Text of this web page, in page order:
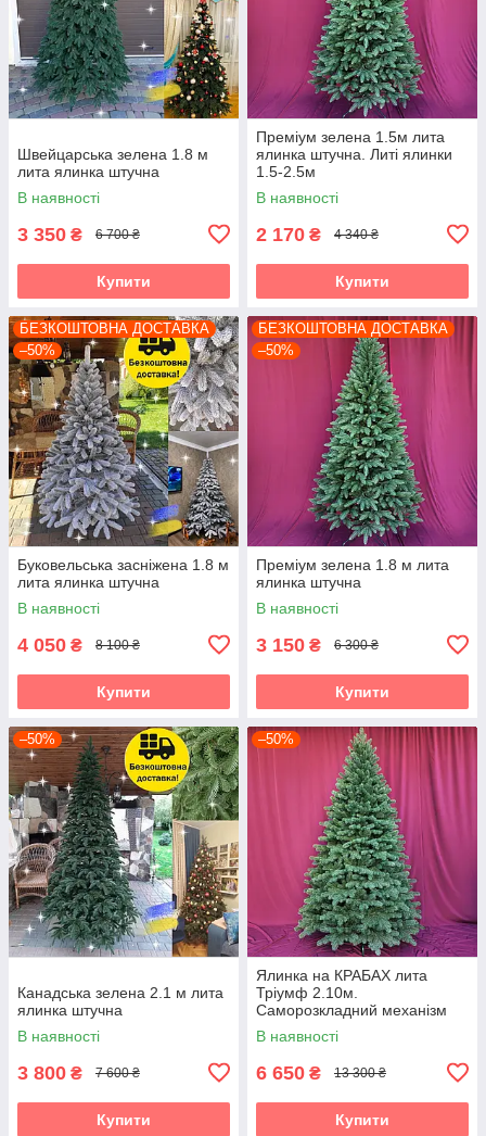
Швейцарська зелена 1.8 м
лита ялинка штучна
В наявності
3 350 ₴ 6 700 ₴
Купити
Преміум зелена 1.5м лита
ялинка штучна. Литі ялинки
1.5-2.5м
В наявності
2 170 ₴ 4 340 ₴
Купити
БЕЗКОШТОВНА ДОСТАВКА
–50%
Буковельська засніжена 1.8 м
лита ялинка штучна
В наявності
4 050 ₴ 8 100 ₴
Купити
БЕЗКОШТОВНА ДОСТАВКА
–50%
Преміум зелена 1.8 м лита
ялинка штучна
В наявності
3 150 ₴ 6 300 ₴
Купити
–50%
Канадська зелена 2.1 м лита
ялинка штучна
В наявності
3 800 ₴ 7 600 ₴
Купити
–50%
Ялинка на КРАБАХ лита
Тріумф 2.10м.
Саморозкладний механізм
Umbrella
В наявності
6 650 ₴ 13 300 ₴
Купити